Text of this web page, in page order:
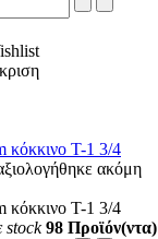
T-1 3/4
ακόμη
T-1 3/4
stock 98 Προϊόν(ντα)